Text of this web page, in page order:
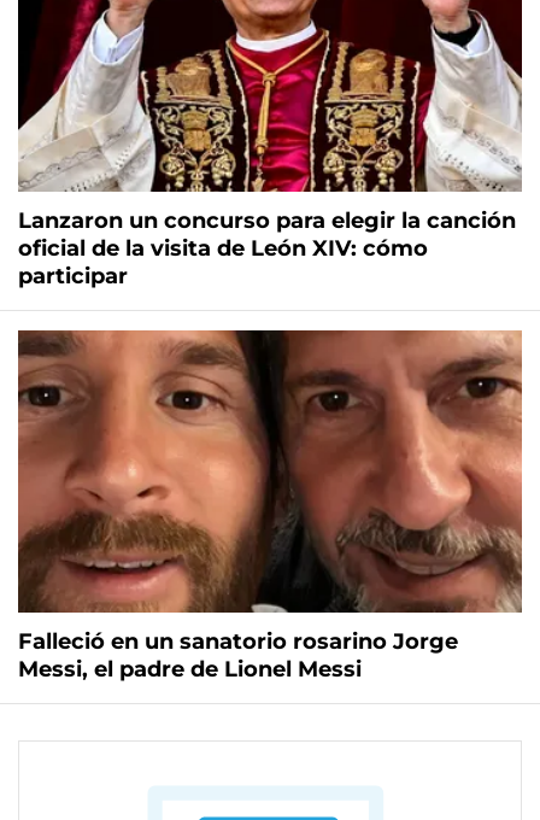
Lanzaron un concurso para elegir la canción
oficial de la visita de León XIV: cómo
participar
Falleció en un sanatorio rosarino Jorge
Messi, el padre de Lionel Messi